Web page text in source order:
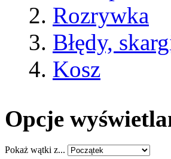
Rozrywka
Błędy,
Kosz
Opcje
Pokaż wątki z...